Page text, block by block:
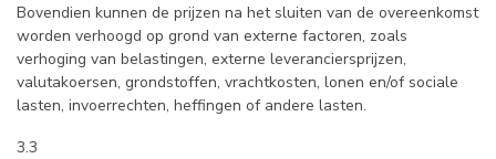
Bovendien kunnen de prijzen na het sluiten van de overeenkomst
worden verhoogd op grond van externe factoren, zoals
verhoging van belastingen, externe leveranciersprijzen,
valutakoersen, grondstoffen, vrachtkosten, lonen en/of sociale
lasten, invoerrechten, heffingen of andere lasten.
3.3